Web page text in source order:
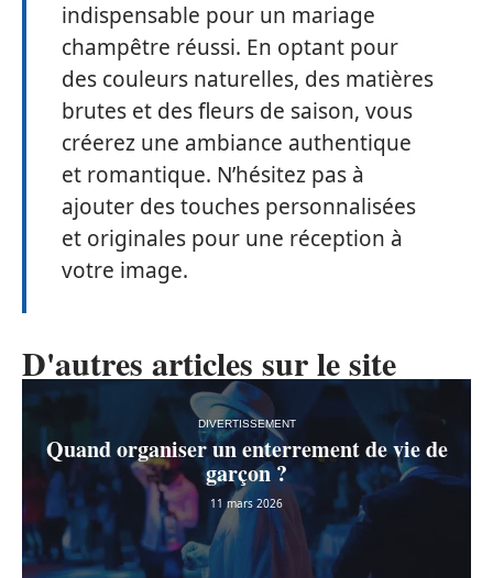
indispensable pour un mariage
champêtre réussi. En optant pour
des couleurs naturelles, des matières
brutes et des fleurs de saison, vous
créerez une ambiance authentique
et romantique. N’hésitez pas à
ajouter des touches personnalisées
et originales pour une réception à
votre image.
D'autres articles sur le site
DIVERTISSEMENT
Quand organiser un enterrement de vie de
garçon ?
11 mars 2026